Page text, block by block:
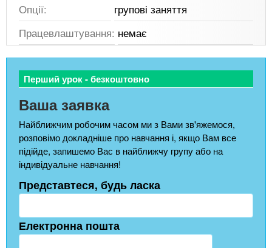
Опції:
групові заняття
Працевлаштування: немає
Перший урок - безкоштовно
Ваша заявка
Найближчим робочим часом ми з Вами зв'яжемося,
розповімо докладніше про навчання і, якщо Вам все
підійде, запишемо Вас в найближчу групу або на
індивідуальне навчання!
Представтеся, будь ласка
Електронна пошта